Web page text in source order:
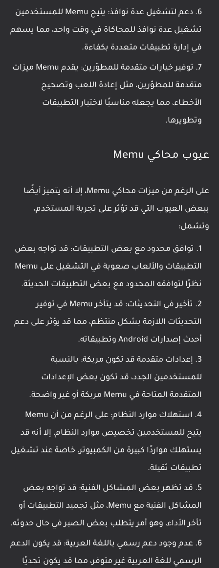
دعم لتشغيل عدة نوافذ: يتيح Memu للمستخدمين
تشغيل عدة نوافذ للمحاكاة في وقت واحد، مما يسهم
في إدارة تطبيقات متعددة بكفاءة.
توفير خيارات متقدمة للمطوّرين: يقدم Memu ميزات
متقدمة للمطوّرين، مثل إعادة اللعب وتصحيح
الأخطاء، مما يجعله مناسبًا لاختبار التطبيقات
وتطويرها.
عيوب محاكي Memu
على الرغم من ميزات محاكي Memu، إلا أنه يتميز أيضًا
ببعض العيوب التي قد تؤثر على تجربة المستخدم،
وتشمل:
توافق محدود مع بعض التطبيقات: قد تواجه بعض
التطبيقات والألعاب صعوبة في التشغيل على Memu
نظرًا لتوافقه المحدود مع بعض التطبيقات الحديثة.
تأخير في التحديثات: قد يتأخر Memu في توفير
التحديثات اللازمة بشكل منتظم، مما قد يؤثر على دعم
أحدث إصدارات Android وتطبيقاته.
إعدادات متقدمة قد تكون مربكة: بالنسبة
للمستخدمين الجدد، قد تكون بعض الإعدادات
المتقدمة المتاحة في Memu مربكة أو غير واضحة.
استهلاك موارد النظام: على الرغم من أن Memu
يتيح للمستخدمين تخصيص موارد النظام، إلا أنه قد
يستهلك مواردًا كبيرة من الكمبيوتر، خاصة عند تشغيل
تطبيقات ثقيلة.
قد تظهر بعض المشاكل الفنية: قد تواجه بعض
المشاكل الفنية مع Memu، مثل تجميد التطبيقات أو
تأخر الأداء، وهو أمر يتطلب بعض الصبر في حال حدوثه.
عدم وجود دعم رسمي باللغة العربية: قد يكون الدعم
الرسمي للغة العربية غير متوفر، مما قد يكون تحديًا